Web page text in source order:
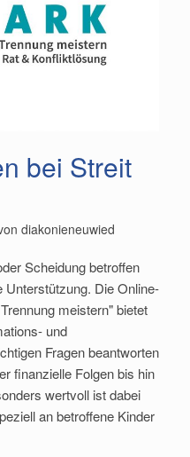
bei Streit
diakonieneuwied
Scheidung betroffen
Die Online-
meistern" bietet
und
Fragen beantworten
finanzielle Folgen bis hin
wertvoll ist dabei
an betroffene Kinder